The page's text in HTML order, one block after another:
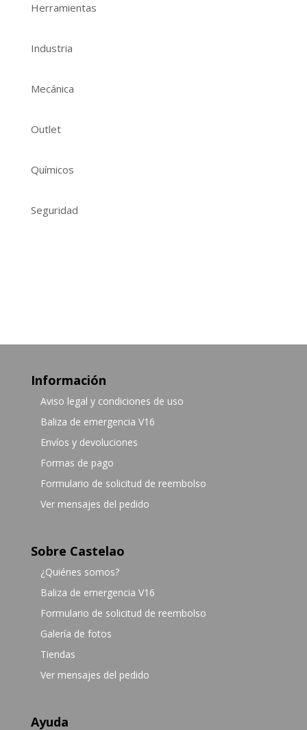
Herramientas
Industria
Mecánica
Outlet
Químicos
Seguridad
Información
Aviso legal y condiciones de uso
Baliza de emergencia V16
Envíos y devoluciones
Formas de pago
Formulario de solicitud de reembolso
Ver mensajes del pedido
Sobre Castelao
¿Quiénes somos?
Baliza de emergencia V16
Formulario de solicitud de reembolso
Galería de fotos
Tiendas
Ver mensajes del pedido
Ayuda